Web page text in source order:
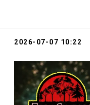
11 июля
2026-07-07 10:22